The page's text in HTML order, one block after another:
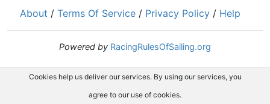
About / Terms Of Service / Privacy Policy / Help
Powered by RacingRulesOfSailing.org
Cookies help us deliver our services. By using our services, you
agree to our use of cookies.